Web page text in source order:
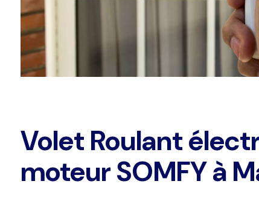
Volet Roulant
moteur SOMFY à